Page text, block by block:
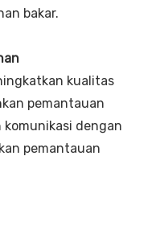
bakar.
kualitas
pemantauan
dengan
pemantauan